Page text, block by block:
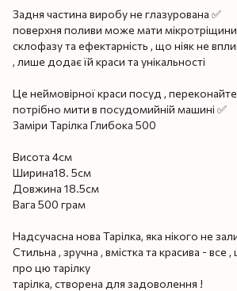
Задня частина виробу не глазурована ✅
поверхня поливи може мати
склофазу та ефектарність , що ніяк не
, лише додає їй краси та унікальності
Це неймовірної краси посуд ,
потрібно мити в посудомийній машині ✅
Заміри Тарілка Глибока 500
Висота 4см
Ширина18. 5см
Довжина 18.5см
Вага 500 грам
Надсучасна нова Тарілка, яка нікого не
Стильна , зручна , вмістка та красива - все
про цю тарілку
тарілка, створена для задоволення !